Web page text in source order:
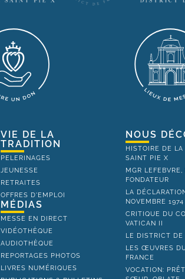
VIE DE LA
TRADITION
PELERINAGES
JEUNESSE
RETRAITES
OFFRES D'EMPLOI
MÉDIAS
MESSE EN DIRECT
VIDÉOTHÈQUE
AUDIOTHÈQUE
REPORTAGES PHOTOS
LIVRES NUMÉRIQUES
NOUS
HISTOIRE DE LA
SAINT PIE X
MGR LEFEBVRE,
FONDATEUR
LA
NOVEMBRE 1974
CRITIQUE DU
VATICAN II
LE DISTRICT DE
LES ŒUVRES
FRANCE
VOCATION: